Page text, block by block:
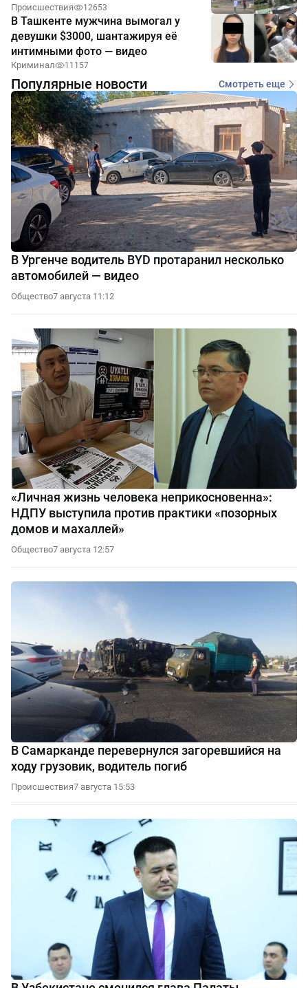
Происшествия 12653
В Ташкенте мужчина вымогал у
девушки $3000, шантажируя её
интимными фото — видео
Криминал 11157
Популярные новости Смотреть еще
В Ургенче водитель BYD протаранил несколько
автомобилей — видео
Общество7 августа 11:12
«Личная жизнь человека неприкосновенна»:
НДПУ выступила против практики «позорных
домов и махаллей»
Общество7 августа 12:57
В Самарканде перевернулся загоревшийся на
ходу грузовик, водитель погиб
Происшествия7 августа 15:53